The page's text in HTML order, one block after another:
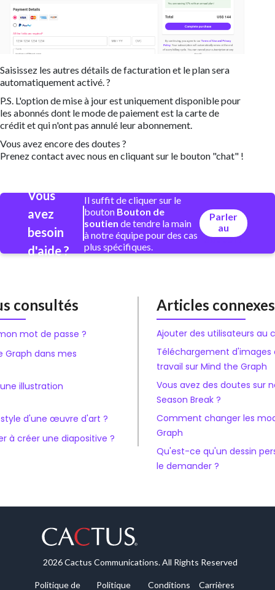
Saisissez les autres détails de facturation et le plan sera
automatiquement activé. ?
P.S. L'option de mise à jour est uniquement disponible pour
les abonnés dont le mode de paiement est la carte de
crédit et qui n'ont pas annulé leur abonnement.
Vous avez encore des doutes ?
Prenez contact avec nous en cliquant sur le bouton "chat" !
Vous
avez
besoin
d'aide ?
Il suffit de cliquer sur le
bouton Bouton de
soutien de tendre la main
à notre équipe pour des cas
plus spécifiques.
Parler
au
support
consultés
mot de passe ?
Graph dans mes
illustration
d'une œuvre d'art ?
à créer une diapositive ?
Articles connexes
Ajouter des utilisateurs au
Téléchargement d'images
travail sur Mind the Graph
Vous avez des doutes sur
Season Break ?
Comment changer les
Graph
Qu'est-ce qu'un dessin
le demander ?
2026 Cactus Communications. All Rights Reserved
Politique de Politique Conditions Carrières